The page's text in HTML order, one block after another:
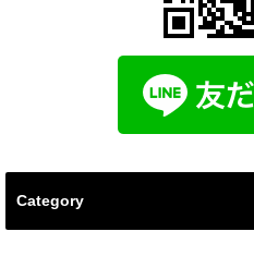
Category